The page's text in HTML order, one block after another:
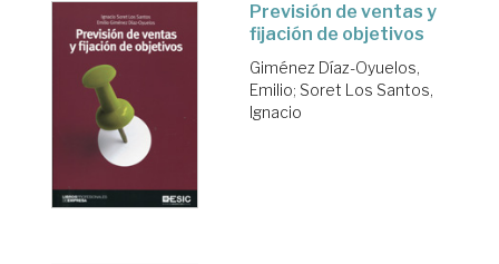
Previsión de ventas y
fijación de objetivos
Giménez Díaz-Oyuelos,
Emilio; Soret Los Santos,
Ignacio